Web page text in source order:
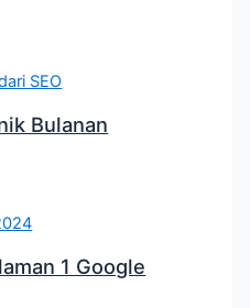
Bulanan
1 Google